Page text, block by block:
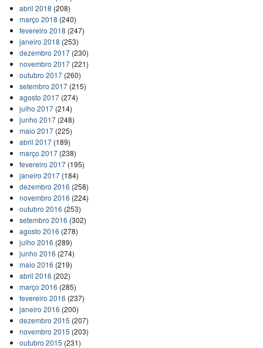
abril 2018 (208)
março 2018 (240)
fevereiro 2018 (247)
janeiro 2018 (253)
dezembro 2017(230)
novembro 2017(221)
outubro 2017(260)
setembro 2017(215)
agosto 2017(274)
julho 2017(214)
junho 2017(248)
maio 2017(225)
abril 2017(189)
março 2017(238)
fevereiro 2017(195)
janeiro 2017(184)
dezembro 2016 (258)
novembro 2016 (224)
outubro 2016 (253)
setembro 2016 (302)
agosto 2016 (278)
julho 2016 (289)
junho 2016 (274)
maio 2016 (219)
abril 2016 (202)
março 2016 (285)
fevereiro 2016 (237)
janeiro 2016 (200)
dezembro 2015 (207)
novembro 2015 (203)
outubro 2015 (231)